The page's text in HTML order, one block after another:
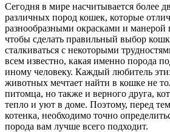
Сегодня в мире насчитывается более
различных пород кошек, которые
разнообразными окрасками и манерой
чтобы сделать правильный выбор
сталкиваться с некоторыми
всем известно, какая именно порода
иному человеку. Каждый любитель
животных мечтает найти в кошке не
питомца, но также и верного друга,
тепло и уют в доме. Поэтому, перед
котенка, необходимо точно
порода вам лучше всего подходит.